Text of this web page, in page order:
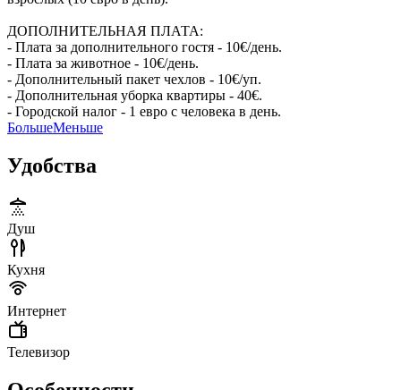
ДОПОЛНИТЕЛЬНАЯ ПЛАТА:
- Плата за дополнительного гостя - 10€/день.
- Плата за животное - 10€/день.
- Дополнительный пакет чехлов - 10€/уп.
- Дополнительная уборка квартиры - 40€.
- Городской налог - 1 евро с человека в день.
БольшеМеньше
Удобства
Душ
Кухня
Интернет
Телевизор